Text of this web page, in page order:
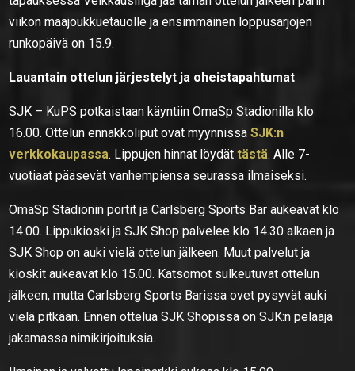
viikon maajoukkuetauolle ja ensimmäinen loppusarjojen
runkopäivä on 15.9.
Lauantain ottelun järjestelyt ja oheistapahtumat
SJK – KuPS potkaistaan käyntiin OmaSp Stadionilla klo
16.00. Ottelun ennakkoliput ovat myynnissäSJK:n
verkkokaupassa. Lippujen hinnat löydättästä. Alle 7-
vuotiaat pääsevät vanhempiensa seurassa ilmaiseksi.
OmaSp Stadionin portit ja Carlsberg Sports Bar aukeavat klo
14.00. Lippukioski ja SJK Shop palvelee klo 14.30 alkaen ja
SJK Shop on auki vielä ottelun jälkeen. Muut palvelut ja
kioskit aukeavat klo 15.00. Katsomot sulkeutuvat ottelun
jälkeen, mutta Carlsberg Sports Barissa ovet pysyvät auki
vielä pitkään. Ennen ottelua SJK Shopissa on SJK:n pelaaja
jakamassa nimikirjoituksia.